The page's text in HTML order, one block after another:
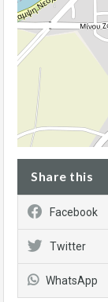
Share this
Facebook
Twitter
WhatsApp